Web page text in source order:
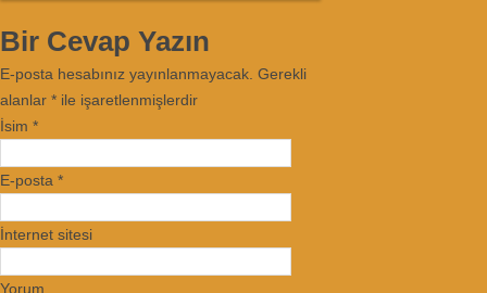
Bir Cevap Yazın
E-posta hesabınız yayınlanmayacak. Gerekli
alanlar * ile işaretlenmişlerdir
İsim *
E-posta *
İnternet sitesi
Yorum